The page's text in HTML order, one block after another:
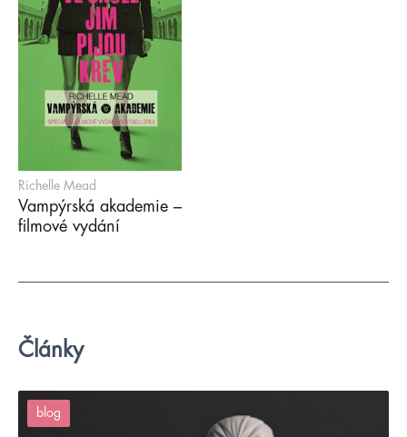
Richelle Mead
Vampýrská akademie –
filmové vydání
Články
blog